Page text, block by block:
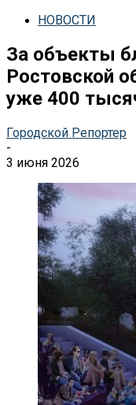
НОВОСТИ
За объекты
Ростовской
уже 400
Городской Репортер
-
3 июня 2026